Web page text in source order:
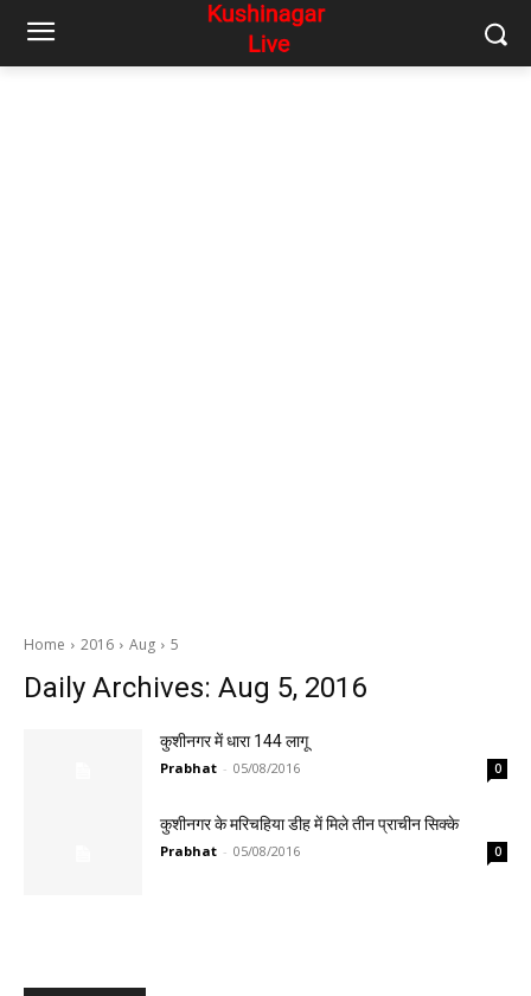
Home 2016 Aug 5
Daily Archives: Aug 5, 2016
कुशीनगर में धारा 144 लागू
Prabhat - 05/08/2016 0
कुशीनगर के मरिचहिया डीह में मिले तीन प्राचीन सिक्के
Prabhat - 05/08/2016 0